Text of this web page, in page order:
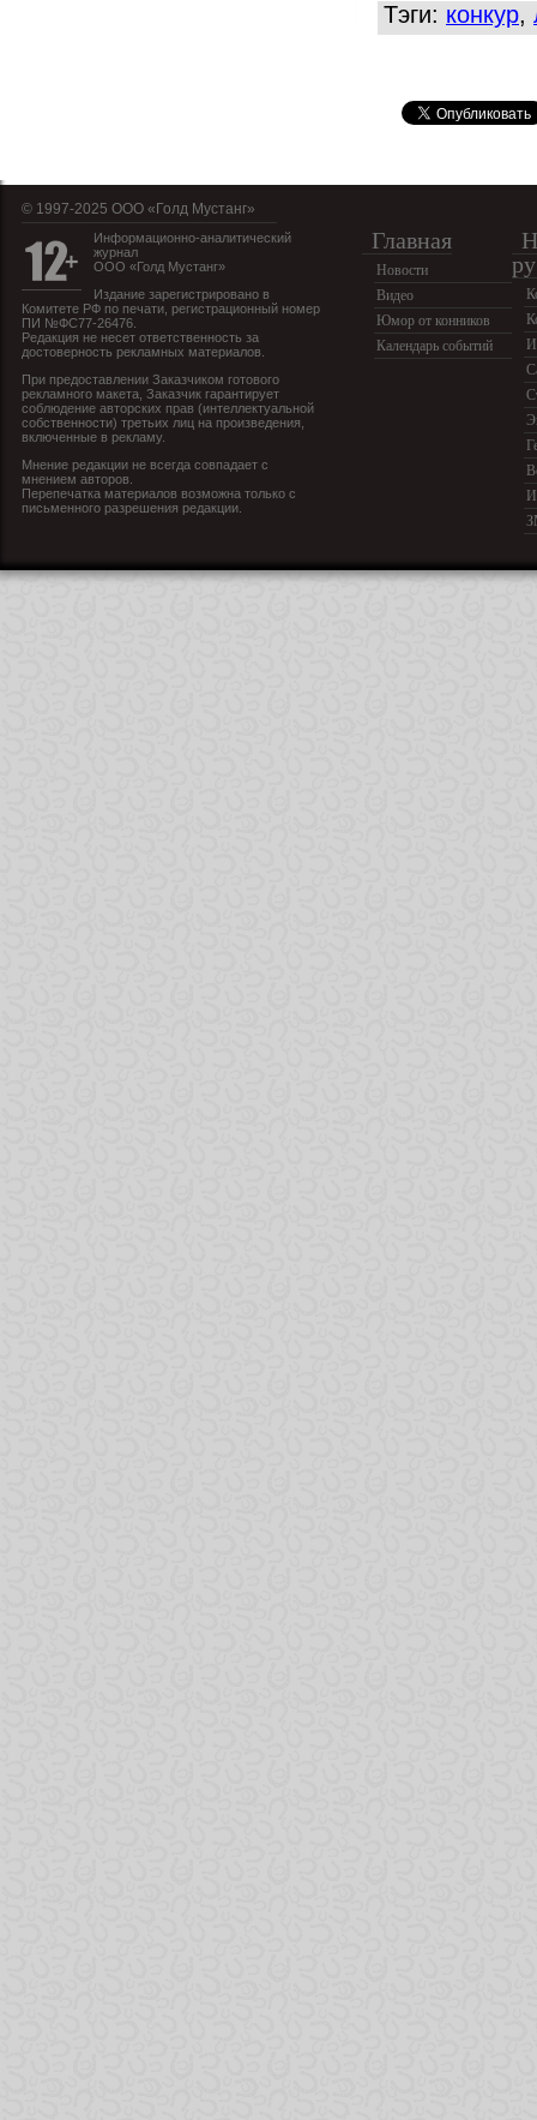
Тэги: конкур,
© 1997-2025 OOO «Голд Мустанг»
Информационно-аналитический
журнал
ООО «Голд Мустанг»
Издание зарегистрировано в
Комитете РФ по печати, регистрационный номер
ПИ №ФС77-26476.
Редакция не несет ответственность за
достоверность рекламных материалов.
При предоставлении Заказчиком готового
рекламного макета, Заказчик гарантирует
соблюдение авторских прав (интеллектуальной
собственности) третьих лиц на произведения,
включенные в рекламу.
Мнение редакции не всегда совпадает с
мнением авторов.
Перепечатка материалов возможна только с
письменного разрешения редакции.
Главная
Новости
Видео
Юмор от конников
Календарь событий